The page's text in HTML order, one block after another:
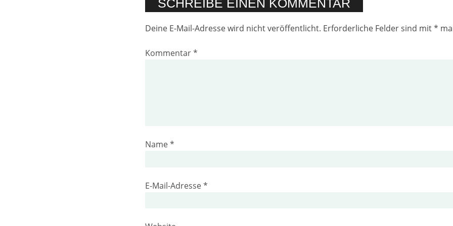
SCHREIBE EINEN KOMMENTAR
Deine E-Mail-Adresse wird nicht veröffentlicht. Erforderliche Felder sind mit*
Kommentar*
Name*
E-Mail-Adresse*